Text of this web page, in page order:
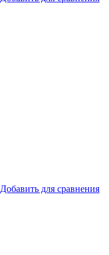
Добавить для сравнения